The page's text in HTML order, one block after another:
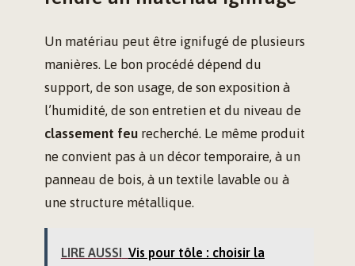
Un matériau peut être ignifugé de plusieurs
manières. Le bon procédé dépend du
support, de son usage, de son exposition à
l’humidité, de son entretien et du niveau de
classement feu recherché. Le même produit
ne convient pas à un décor temporaire, à un
panneau de bois, à un textile lavable ou à
une structure métallique.
LIRE AUSSI Vis pour tôle : choisir la